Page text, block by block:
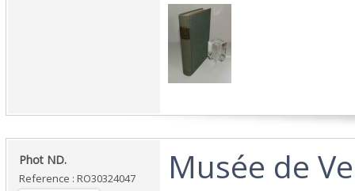
‎Phot ND.‎
Reference : RO30324047
‎Musée de